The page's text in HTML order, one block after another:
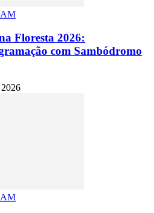
Floresta 2026:
com Sambódromo